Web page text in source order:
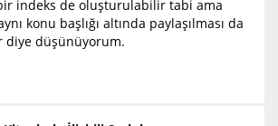
indeks de oluşturulabilir tabi ama
konu başlığı altında paylaşılması da
diye düşünüyorum.